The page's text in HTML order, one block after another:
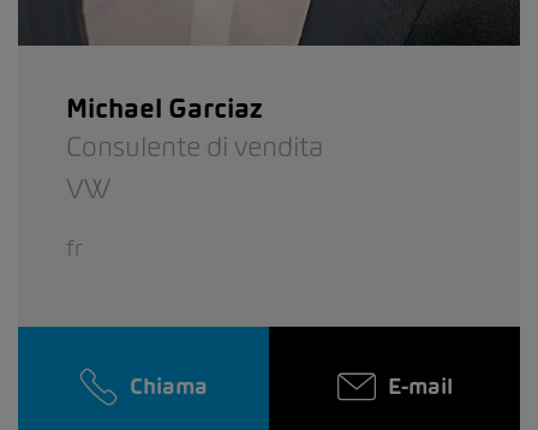
Michael Garciaz
Consulente di vendita
VW
fr
Chiama E-mail